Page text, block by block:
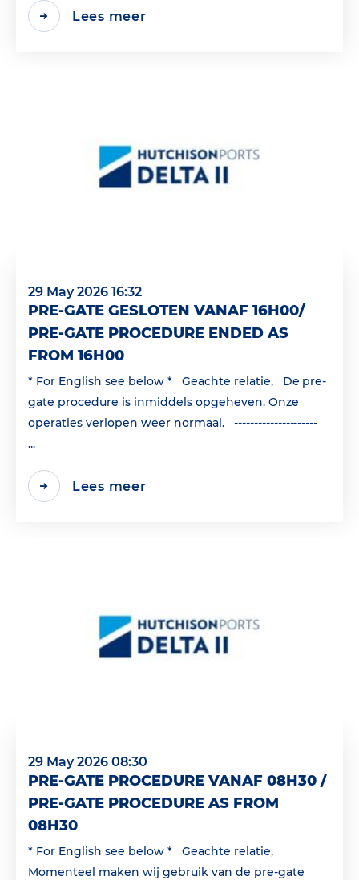
Lees meer
29 May 2026 16:32
PRE-GATE GESLOTEN VANAF 16H00/
PRE-GATE PROCEDURE ENDED AS
FROM 16H00
* For English see below * Geachte relatie, De pre-
gate procedure is inmiddels opgeheven. Onze
operaties verlopen weer normaal. ---------------------
...
Lees meer
29 May 2026 08:30
PRE-GATE PROCEDURE VANAF 08H30 /
PRE-GATE PROCEDURE AS FROM
08H30
* For English see below * Geachte relatie,
Momenteel maken wij gebruik van de pre-gate